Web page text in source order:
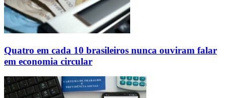
Quatro em cada 10 brasileiros nunca ouviram falar
em economia circular